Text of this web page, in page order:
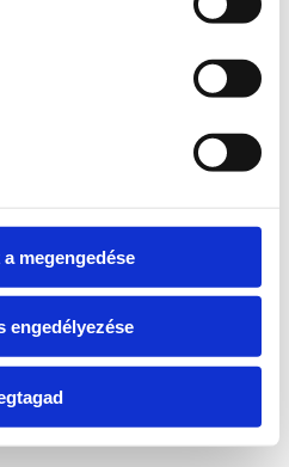
megengedése
engedélyezése